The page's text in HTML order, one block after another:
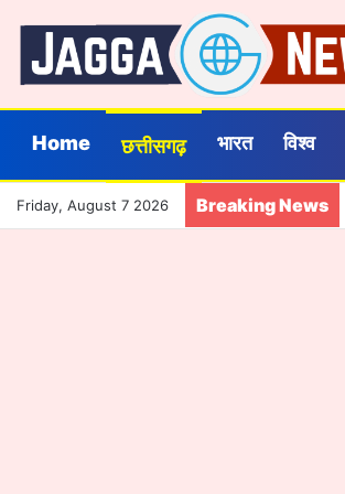
Home छत्तीसगढ़ भारत विश्व
Friday, August 7 2026 Breaking News